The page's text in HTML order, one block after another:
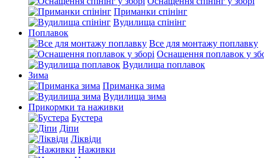
Приманки спінінг
Вудилища спінінг
Поплавок
Все для монтажу поплавку
Оснащення поплавок у
Вудилища поплавок
Зима
Приманка зима
Вудилища зима
Прикормки та наживки
Бустера
Діпи
Ліквіди
Наживки